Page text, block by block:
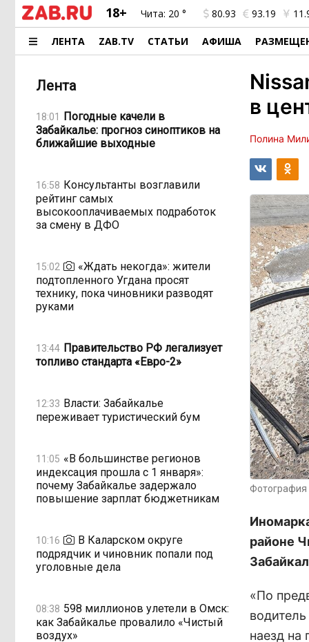
18+ Чита: 20 ° 80.93 93.19
ЛЕНТА ZAB.TV СТАТЬИ АФИША
Лента
18:01 Погодные качели в
Забайкалье: прогноз синоптиков на
ближайшие выходные
16:58 Консультанты возглавили
рейтинг самых
высокооплачиваемых подработок
за смену в ДФО
15:02
«Ждать некогда»: жители
подтопленного Угдана просят
технику, пока чиновники разводят
руками
13:44 Правительство РФ легализует
топливо стандарта «Евро-2»
12:33 Власти: Забайкалье
переживает туристический бум
11:05 «В большинстве регионов
индексация прошла с 1 января»:
почему Забайкалье задержало
повышение зарплат бюджетникам
10:16
В Каларском округе
подрядчик и чиновник попали под
уголовные дела
08:38 598 миллионов улетели в Омск:
как Забайкалье провалило «Чистый
воздух»
в
Полина
Фотография
районе
«По
наезд на